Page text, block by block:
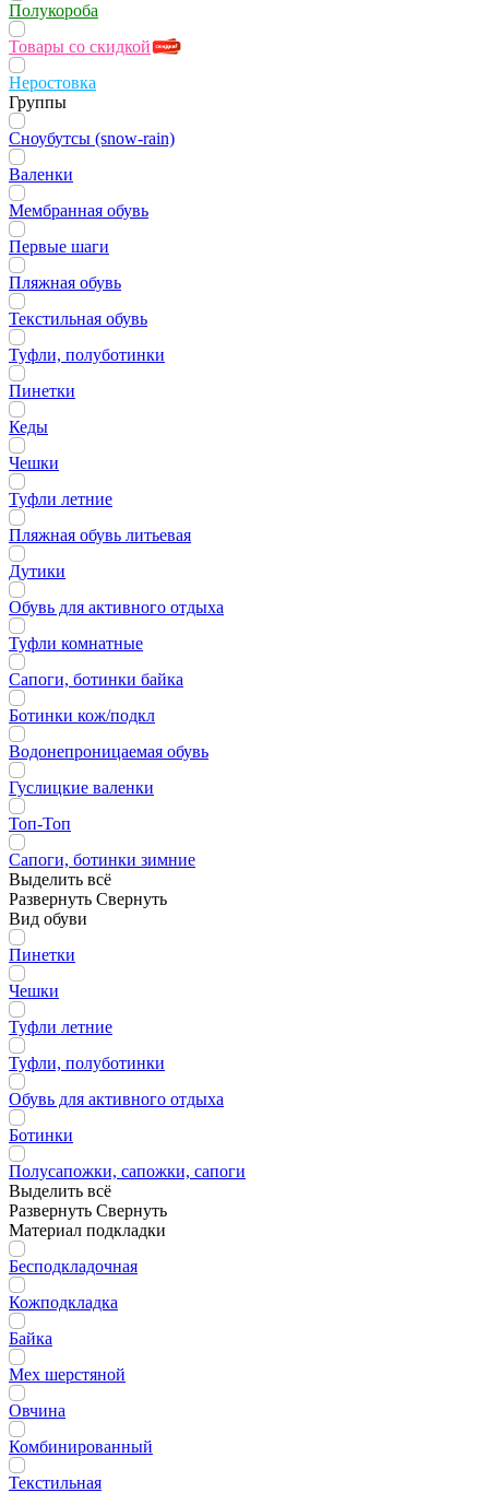
Полукороба
Товары со скидкой
Неростовка
Группы
Сноубутсы (snow-rain)
Валенки
Мембранная обувь
Первые шаги
Пляжная обувь
Текстильная обувь
Туфли, полуботинки
Пинетки
Кеды
Чешки
Туфли летние
Пляжная обувь литьевая
Дутики
Обувь для активного отдыха
Туфли комнатные
Сапоги, ботинки байка
Ботинки кож/подкл
Водонепроницаемая обувь
Гуслицкие валенки
Топ-Топ
Сапоги, ботинки зимние
Выделить всё
Развернуть Свернуть
Вид обуви
Пинетки
Чешки
Туфли летние
Туфли, полуботинки
Обувь для активного отдыха
Ботинки
Полусапожки, сапожки, сапоги
Выделить всё
Развернуть Свернуть
Материал подкладки
Бесподкладочная
Кожподкладка
Байка
Мех шерстяной
Овчина
Комбинированный
Текстильная